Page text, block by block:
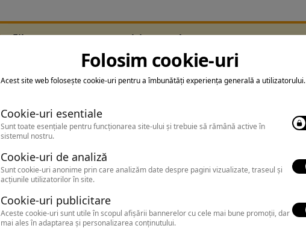
Filtrarea nu a returnat niciun rezultat
Incearca sa folosesti o cautarea mai generala sau alege alte fitre.
Folosim cookie-uri
Acest site web folosește cookie-uri pentru a îmbunătăți experiența generală a utilizatorului.
Cookie-uri esentiale
Sunt toate esențiale pentru funcționarea site-ului și trebuie să rămână active în
sistemul nostru.
Cookie-uri de analiză
Sunt cookie-uri anonime prin care analizăm date despre pagini vizualizate, traseul și
acțiunile utilizatorilor în site.
Cookie-uri publicitare
Aceste cookie-uri sunt utile în scopul afișării bannerelor cu cele mai bune promoții, dar
mai ales în adaptarea și personalizarea conținutului.